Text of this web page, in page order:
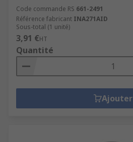
Code commande RS 661-2491
Référence fabricant INA271AID
Sous-total (1 unité)
3,91 €HT
Quantité
Ajouter